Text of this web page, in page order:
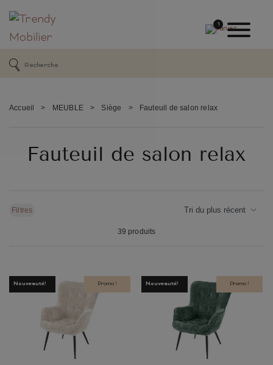
1
Accueil > MEUBLE > Siège > Fauteuil de salon relax
Fauteuil de salon relax
Filtres
39 produits
Nouveauté! Promo ! Nouveauté! Promo !